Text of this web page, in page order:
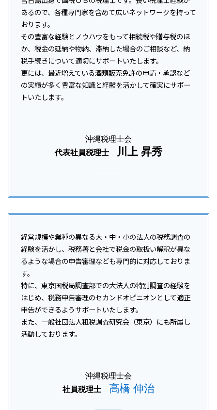
あるので、各種専門家を含めて広いネットワークを持って
おります。
その豊富な経験とノウハウをもって相続税や贈与税のほ
か、税金の延納や物納、滞納した場合のご相談など、納
税手続きについて適切にサポートいたします。
更には、最近増えている酒類販売免許の申請・承認など
の実績が多く豊富な知識と経験を活かして確実にサポー
トいたします。
沖縄税理士会
代表社員税理士
川上 昇秀
経営規模や業種の異なる大・中・小の法人の税務調査の
経験を活かし、税務署と会社で税金の取扱い解釈が異な
るような場合の申告審理なども専門的に対応しておりま
す。
特に、東京国税局調査部での大法人の特別調査の経験を
はじめ、税務申告審理のセカンドオピニオンとして適正
申告ができるようサポートいたします。
また、一般社団法人租税調査研究会（東京）にも所属し
活動しております。
沖縄税理士会
社員税理士
高橋 伸治